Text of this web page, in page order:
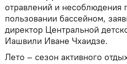
отравлений и несоблюдения
пользовании бассейном,
директор Центральной
Иашвили Иване Чхаидзе.
Лето – сезон активного